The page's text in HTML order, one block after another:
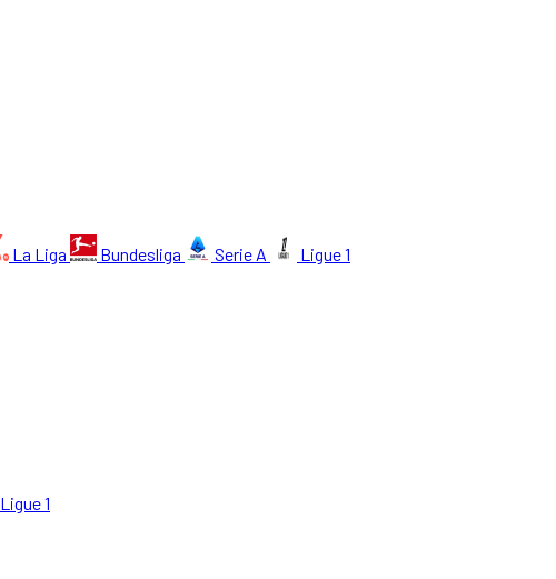
La Liga Bundesliga Serie A
Ligue 1
Ligue 1